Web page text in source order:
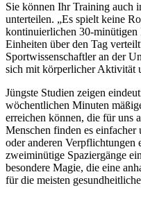
Sie können Ihr Training auch
unterteilen. „Es spielt keine
kontinuierlichen 30-minütigen
Einheiten über den Tag
Sportwissenschaftler an der
sich mit körperlicher Aktivität
Jüngste Studien zeigen
wöchentlichen Minuten
erreichen können, die für uns
Menschen finden es
oder anderen Verpflichtungen
zweiminütige Spaziergänge
besondere Magie, die eine
für die meisten